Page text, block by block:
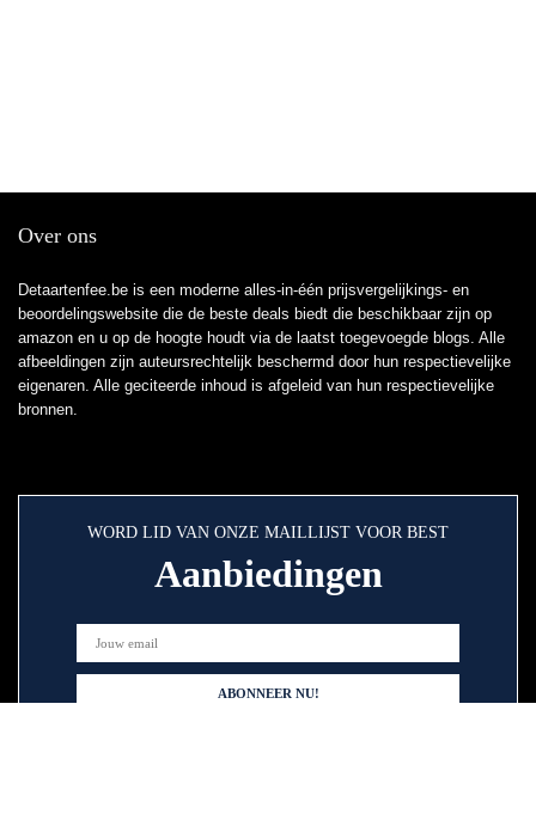
Over ons
Detaartenfee.be is een moderne alles-in-één prijsvergelijkings- en
beoordelingswebsite die de beste deals biedt die beschikbaar zijn op
amazon en u op de hoogte houdt via de laatst toegevoegde blogs. Alle
afbeeldingen zijn auteursrechtelijk beschermd door hun respectievelijke
eigenaren. Alle geciteerde inhoud is afgeleid van hun respectievelijke
bronnen.
WORD LID VAN ONZE MAILLIJST VOOR BEST
Aanbiedingen